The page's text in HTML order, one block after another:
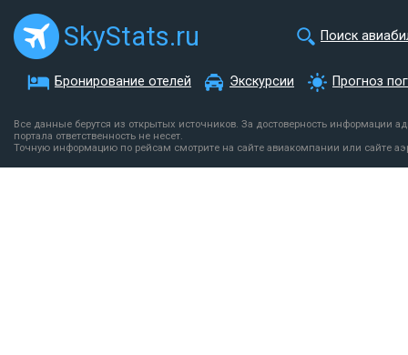
SkyStats.ru Поиск
Бронирование отелей Экскурсии Прогноз
Все данные берутся из открытых источников. За достоверность информации
портала ответственность не несет.
Точную информацию по рейсам смотрите на сайте авиакомпании или сайте